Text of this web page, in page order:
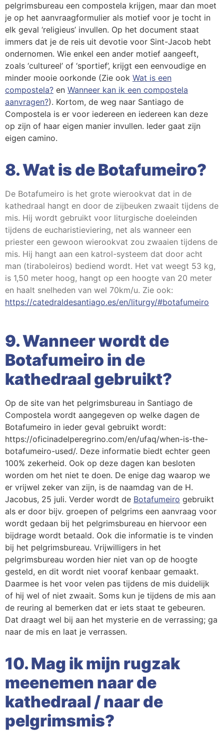
pelgrimsbureau een compostela krijgen, maar dan moet
je op het aanvraagformulier als motief voor je tocht in
elk geval ‘religieus’ invullen. Op het document staat
immers dat je de reis uit devotie voor Sint-Jacob hebt
ondernomen. Wie enkel een ander motief aangeeft,
zoals ‘cultureel’ of ‘sportief’, krijgt een eenvoudige en
minder mooie oorkonde (Zie ook Wat is een
compostela? en Wanneer kan ik een compostela
aanvragen?). Kortom, de weg naar Santiago de
Compostela is er voor iedereen en iedereen kan deze
op zijn of haar eigen manier invullen. Ieder gaat zijn
eigen camino.
8. Wat is de Botafumeiro?
De Botafumeiro is het grote wierookvat dat in de
kathedraal hangt en door de zijbeuken zwaait tijdens de
mis. Hij wordt gebruikt voor liturgische doeleinden
tijdens de eucharistieviering, net als wanneer een
priester een gewoon wierookvat zou zwaaien tijdens de
mis. Hij hangt aan een katrol-systeem dat door acht
man (tiraboleiros) bediend wordt. Het vat weegt 53 kg,
is 1,50 meter hoog, hangt op een hoogte van 20 meter
en haalt snelheden van wel 70km/u. Zie ook:
https://catedraldesantiago.es/en/liturgy/#botafumeiro
9. Wanneer wordt de
Botafumeiro in de
kathedraal gebruikt?
Op de site van het pelgrimsbureau in Santiago de
Compostela wordt aangegeven op welke dagen de
Botafumeiro in ieder geval gebruikt wordt:
https://oficinadelperegrino.com/en/ufaq/when-is-the-
botafumeiro-used/. Deze informatie biedt echter geen
100% zekerheid. Ook op deze dagen kan besloten
worden om het niet te doen. De enige dag waarop we
er vrijwel zeker van zijn, is de naamdag van de H.
Jacobus, 25 juli. Verder wordt de Botafumeiro gebruikt
als er door bijv. groepen of pelgrims een aanvraag voor
wordt gedaan bij het pelgrimsbureau en hiervoor een
bijdrage wordt betaald. Ook die informatie is te vinden
bij het pelgrimsbureau. Vrijwilligers in het
pelgrimsbureau worden hier niet van op de hoogte
gesteld, en dit wordt niet vooraf kenbaar gemaakt.
Daarmee is het voor velen pas tijdens de mis duidelijk
of hij wel of niet zwaait. Soms kun je tijdens de mis aan
de reuring al bemerken dat er iets staat te gebeuren.
Dat draagt wel bij aan het mysterie en de verrassing; ga
naar de mis en laat je verrassen.
10. Mag ik mijn rugzak
meenemen naar de
kathedraal / naar de
pelgrimsmis?